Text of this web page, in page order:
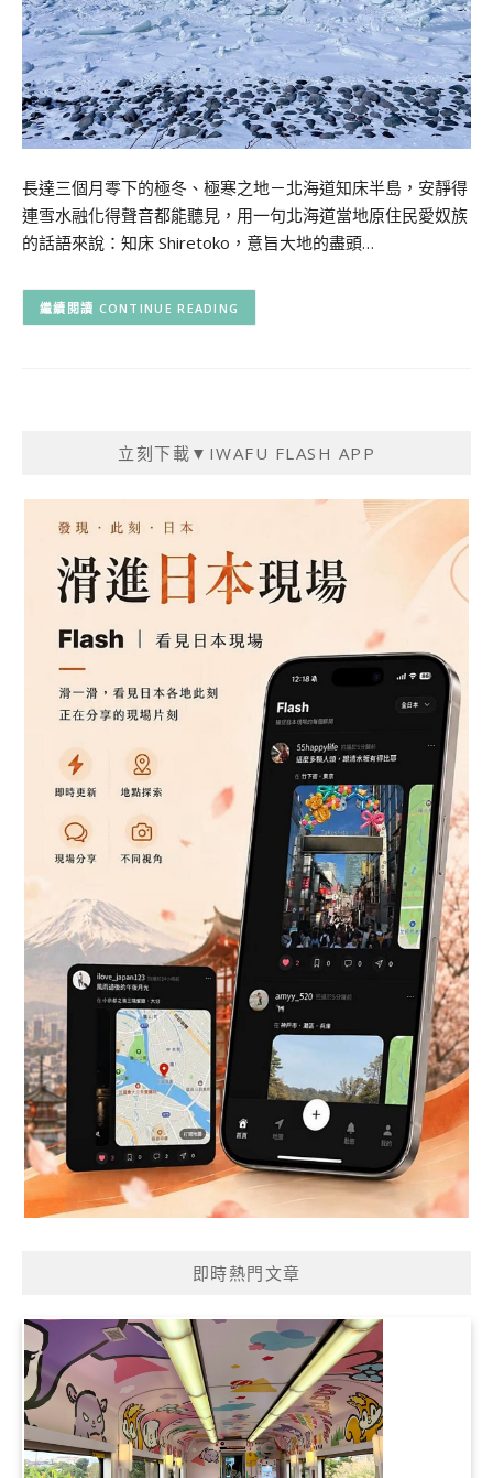
長達三個月零下的極冬、極寒之地－北海道知床半島，安靜得
連雪水融化得聲音都能聽見，用一句北海道當地原住民愛奴族
的話語來說：知床 Shiretoko，意旨大地的盡頭…
CONTINUE READING
立刻下載▼IWAFU FLASH APP
即時熱門文章